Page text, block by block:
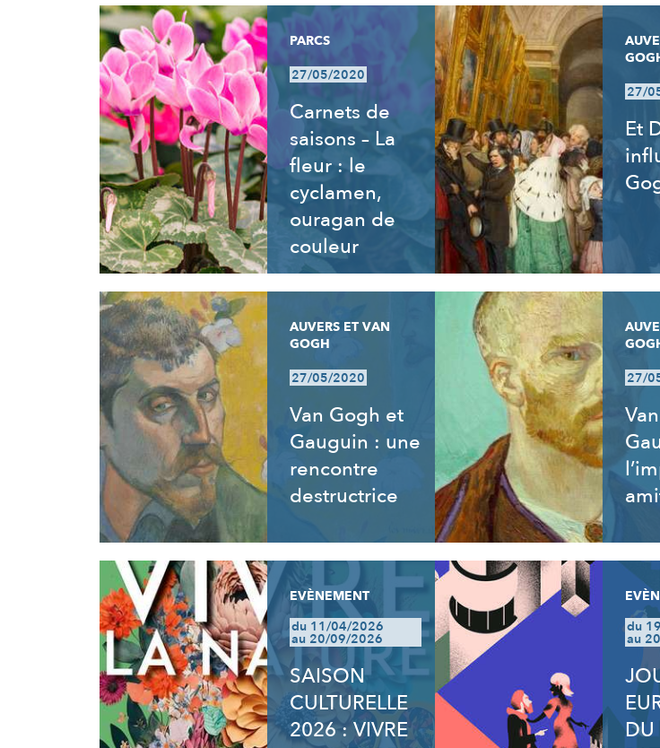
PARCS
27/05/2020
Carnets de
saisons – La
fleur : le
cyclamen,
ouragan de
couleur
27/
Et
AUVERS ET VAN
GOGH
27/05/2020
Van Gogh et
Gauguin : une
rencontre
destructrice
27/
EVÈNEMENT
du 11/04/2026
au 20/09/2026
SAISON
CULTURELLE
2026 : VIVRE
du
au
DU